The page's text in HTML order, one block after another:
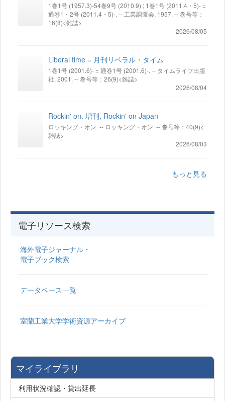
1巻1号 (1957.3)-54巻9号 (2010.9) ; 1巻1号 (2011.4・5)- =
通巻1・2号 (2011.4・5)-. -- 工業調査会, 1957. -- 巻号等：
16(8)<雑誌>
2026/08/05
Liberal time = 月刊リベラル・タイム
1巻1号 (2001.6)- = 通巻1号 (2001.6)-. -- タイムライフ出版
社, 2001. -- 巻号等：26(9)<雑誌>
2026/08/04
Rockin' on. 増刊, Rockin' on Japan
ロッキング・オン. -- ロッキング・オン. -- 巻号等：40(9)<
雑誌>
2026/08/03
もっと見る
電子リソース検索
海外電子ジャーナル・
電子ブック検索
データベース一覧
室蘭工業大学学術資源アーカイブ
マイライブラリ
利用状況確認・貸出延長